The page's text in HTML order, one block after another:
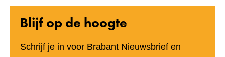
Blijf op de hoogte
Schrijf je in voor Brabant Nieuwsbrief en